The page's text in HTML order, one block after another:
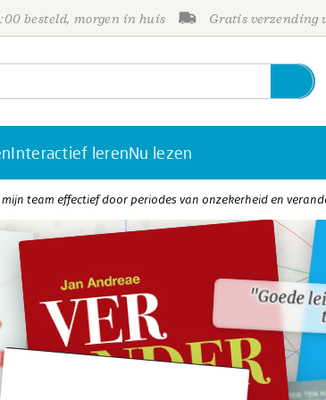
besteld, morgen in huis Gratis verzending
Interactief lerenNu lezen
mijn team effectief door periodes van onzekerheid en
"Goede
"Goede